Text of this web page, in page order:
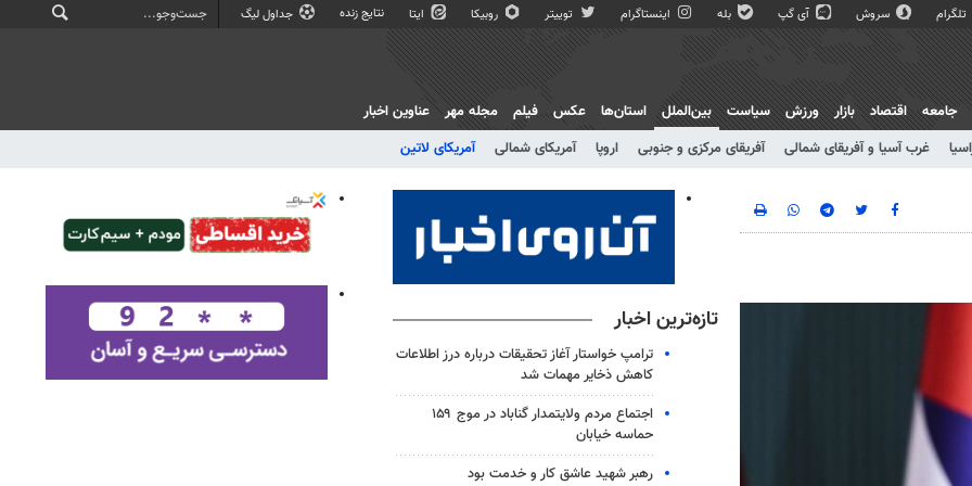
تلگرام سروش آی گپ بله اینستاگرام توییتر روبیکا ایتا نتایج زنده جداول لیگ
جامعه اقتصاد بازار ورزش سیاست
بین‌الملل
غرب آسیا و آفریقای شمالی آفریقای مرکزی و جنوبی اروپا آمریکای شمالی آمریکای لاتین
استان‌ها عکس فیلم مجله مهر عناوین اخبار
تازه‌ترین اخبار
ترامپ خواستار آغاز تحقیقات درباره درز اطلاعات
کاهش ذخایر مهمات شد
اجتماع مردم ولایتمدار گناباد در موج ۱۵۹
حماسه خیابان
رهبر شهید عاشق کار و خدمت بود